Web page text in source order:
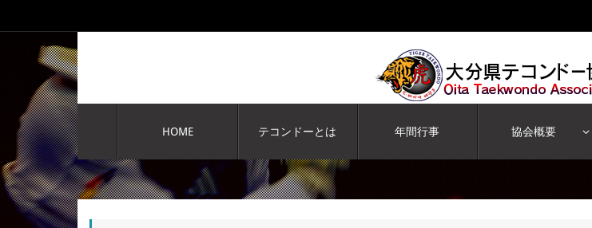
ン
キ
ッ
プ
コ
ン
テ
ン
ツ
へ
ス
HOME テコンドーとは 年間行事 協会概要